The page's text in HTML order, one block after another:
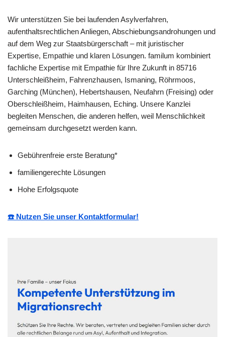
Wir unterstützen Sie bei laufenden Asylverfahren,
aufenthaltsrechtlichen Anliegen, Abschiebungsandrohungen und
auf dem Weg zur Staatsbürgerschaft – mit juristischer
Expertise, Empathie und klaren Lösungen. familum kombiniert
fachliche Expertise mit Empathie für Ihre Zukunft in 85716
Unterschleißheim, Fahrenzhausen, Ismaning, Röhrmoos,
Garching (München), Hebertshausen, Neufahrn (Freising) oder
Oberschleißheim, Haimhausen, Eching. Unsere Kanzlei
begleiten Menschen, die anderen helfen, weil Menschlichkeit
gemeinsam durchgesetzt werden kann.
Gebührenfreie erste Beratung*
familiengerechte Lösungen
Hohe Erfolgsquote
☎️ Nutzen Sie unser Kontaktformular!